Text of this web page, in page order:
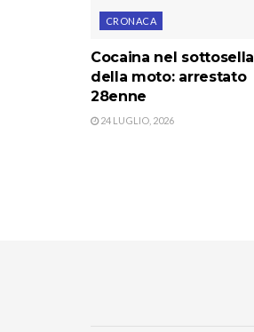
CRONACA
Cocaina nel sottosella
della moto: arrestato
28enne
24 LUGLIO, 2026